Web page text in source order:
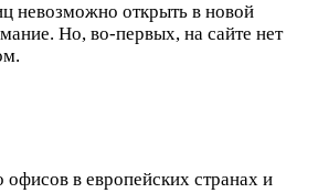
невозможно открыть в новой
Но, во-первых, на сайте нет
в европейских странах и